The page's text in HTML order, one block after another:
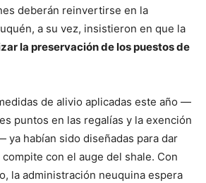
deberán reinvertirse en la
a su vez, insistieron en que la
la preservación de los puestos de
de alivio aplicadas este año —
puntos en las regalías y la exención
ya habían sido diseñadas para dar
con el auge del shale. Con
la administración neuquina espera